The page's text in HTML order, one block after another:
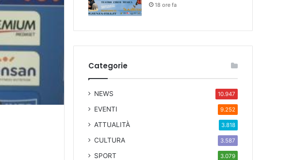
18 ore fa
Categorie
NEWS 10.947
EVENTI 9.252
ATTUALITÀ 3.818
CULTURA 3.587
SPORT 3.079